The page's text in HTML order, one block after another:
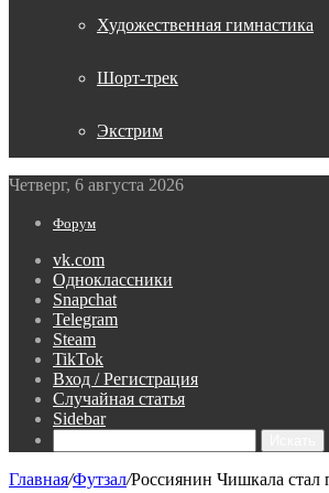
Художественная гимнастика
Шорт-трек
Экстрим
Четверг, 6 августа 2026
Форум
vk.com
Одноклассники
Snapchat
Telegram
Steam
TikTok
Вход / Регистрация
Случайная статья
Sidebar
Главная/Футзал/Россиянин Чишкала стал